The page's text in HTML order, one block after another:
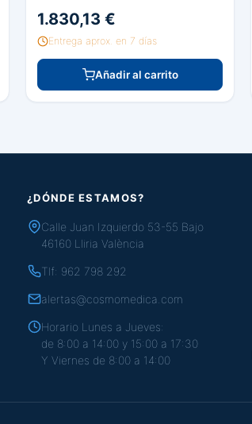
1.830,13 €
Entrega aprox. en 7 días
Añadir al carrito
¿DÓNDE ESTAMOS?
Calle Juan Izquierdo 53-55 Bajo
46160 Lliria València
Tlf: 962 798 292
alertas@cosmomedica.com
Horario Lunes a Jueves:
de 8:00 a 14:00 y 15:00 a 17:30
Y Viernes de 8:00 a 14:00